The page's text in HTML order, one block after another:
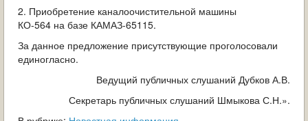
2. Приобретение каналоочистительной машины
КО-564 на базе КАМАЗ-65115.
За данное предложение присутствующие проголосовали
единогласно.
Ведущий публичных слушаний Дубков А.В.
Секретарь публичных слушаний Шмыкова С.Н.».